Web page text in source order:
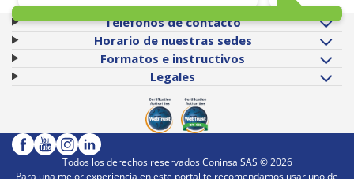
Teléfonos de contacto
Horario de nuestras sedes
Formatos e instructivos
Legales
Todos los derechos reservados Coninsa SAS ©2026
Para una mejor experiencia en este portal te recomendamos usar uno de